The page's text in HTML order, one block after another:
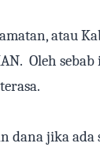
atau
Oleh
dana jika